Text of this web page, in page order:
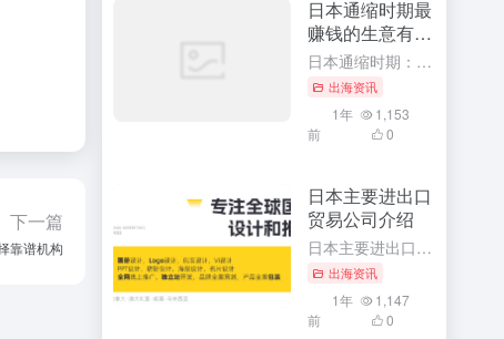
下一篇
靠谱机构
日本通缩时期最
赚钱的生意有哪
些
日本通缩时期：揭示最赚钱的生意与独特商机 随着日本经济进入通缩时期，许多投资者和企业家都在寻找能够在这一特殊时期获得最大收益的生意。本文将深入探讨在通缩时期，哪些生意最赚钱，并分析这些生意背后的产品或...
出海资讯
1年
前
1,153
0
日本主要进出口
贸易公司介绍
日本主要进出口贸易公司深度解析：引领全球贸易的领军品牌 随着全球经济一体化的深入发展，日本作为世界经济的重要一环，其进出口贸易在全球范围内具有举足轻重的地位。本文将详细介绍日本主要的进出口贸易公司，深...
出海资讯
1年
前
1,147
0